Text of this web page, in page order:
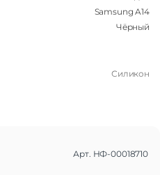
Samsung A14
Чёрный
Силикон
Арт. НФ-00018710